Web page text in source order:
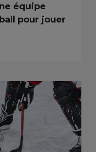
équipe
pour jouer